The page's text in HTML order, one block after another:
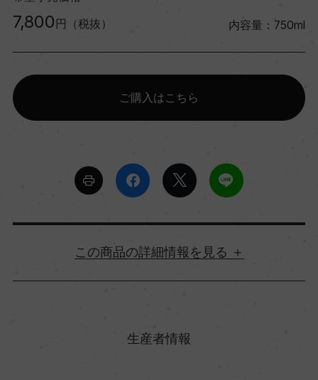
7,800 円（税抜） 内容量：750ml
ご購入はこちら
詳細情報
生産者情報